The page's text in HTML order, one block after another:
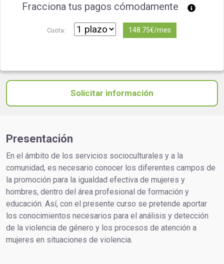
Fracciona tus pagos cómodamente
Cuota: 148.75€/mes
Solicitar información
Presentación
En el ámbito de los servicios socioculturales y a la
comunidad, es necesario conocer los diferentes campos de
la promoción para la igualdad efectiva de mujeres y
hombres, dentro del área profesional de formación y
educación. Así, con el presente curso se pretende aportar
los conocimientos necesarios para el análisis y detección
de la violencia de género y los procesos de atención a
mujeres en situaciones de violencia.